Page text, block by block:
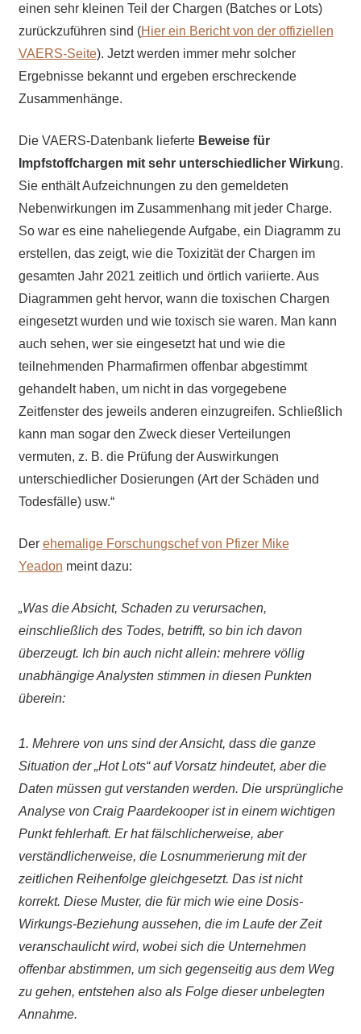
einen sehr kleinen Teil der Chargen (Batches or Lots)
zurückzuführen sind (Hier ein Bericht von der offiziellen
VAERS-Seite). Jetzt werden immer mehr solcher
Ergebnisse bekannt und ergeben erschreckende
Zusammenhänge.
Die VAERS-Datenbank lieferte Beweise für
Impfstoffchargen mit sehr unterschiedlicher Wirkung.
Sie enthält Aufzeichnungen zu den gemeldeten
Nebenwirkungen im Zusammenhang mit jeder Charge.
So war es eine naheliegende Aufgabe, ein Diagramm zu
erstellen, das zeigt, wie die Toxizität der Chargen im
gesamten Jahr 2021 zeitlich und örtlich variierte. Aus
Diagrammen geht hervor, wann die toxischen Chargen
eingesetzt wurden und wie toxisch sie waren. Man kann
auch sehen, wer sie eingesetzt hat und wie die
teilnehmenden Pharmafirmen offenbar abgestimmt
gehandelt haben, um nicht in das vorgegebene
Zeitfenster des jeweils anderen einzugreifen. Schließlich
kann man sogar den Zweck dieser Verteilungen
vermuten, z. B. die Prüfung der Auswirkungen
unterschiedlicher Dosierungen (Art der Schäden und
Todesfälle) usw.“
Der ehemalige Forschungschef von Pfizer Mike
Yeadon meint dazu:
„Was die Absicht, Schaden zu verursachen,
einschließlich des Todes, betrifft, so bin ich davon
überzeugt. Ich bin auch nicht allein: mehrere völlig
unabhängige Analysten stimmen in diesen Punkten
überein:
1. Mehrere von uns sind der Ansicht, dass die ganze
Situation der „Hot Lots“ auf Vorsatz hindeutet, aber die
Daten müssen gut verstanden werden. Die ursprüngliche
Analyse von Craig Paardekooper ist in einem wichtigen
Punkt fehlerhaft. Er hat fälschlicherweise, aber
verständlicherweise, die Losnummerierung mit der
zeitlichen Reihenfolge gleichgesetzt. Das ist nicht
korrekt. Diese Muster, die für mich wie eine Dosis-
Wirkungs-Beziehung aussehen, die im Laufe der Zeit
veranschaulicht wird, wobei sich die Unternehmen
offenbar abstimmen, um sich gegenseitig aus dem Weg
zu gehen, entstehen also als Folge dieser unbelegten
Annahme.